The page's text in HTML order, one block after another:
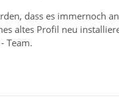
dass es immernoch
altes Profil neu
Team.